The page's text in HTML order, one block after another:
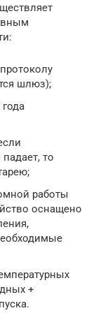
шлюз);
то
работы
оснащено
+